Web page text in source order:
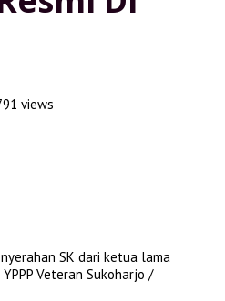
views
SK dari ketua lama
Veteran Sukoharjo /